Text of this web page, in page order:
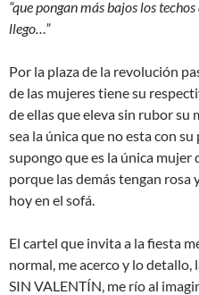
“que pongan más bajos los
llego…”
Por la plaza de la revolución
de las mujeres tiene su
de ellas que eleva sin rubor su
sea la única que no esta con
supongo que es la única
porque las demás tengan rosa
hoy en el sofá.
El cartel que invita a la fiesta
normal, me acerco y lo
SIN VALENTÍN, me río al